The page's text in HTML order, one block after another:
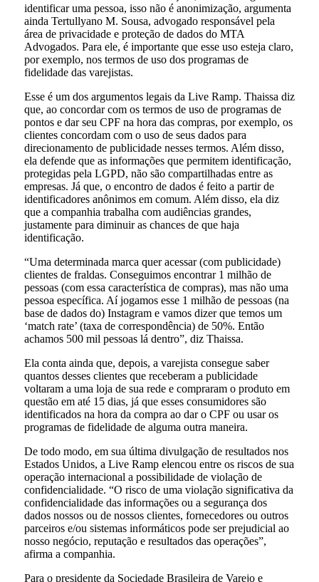
identificar uma pessoa, isso não é anonimização, argumenta
ainda Tertullyano M. Sousa, advogado responsável pela
área de privacidade e proteção de dados do MTA
Advogados. Para ele, é importante que esse uso esteja claro,
por exemplo, nos termos de uso dos programas de
fidelidade das varejistas.
Esse é um dos argumentos legais da Live Ramp. Thaissa diz
que, ao concordar com os termos de uso de programas de
pontos e dar seu CPF na hora das compras, por exemplo, os
clientes concordam com o uso de seus dados para
direcionamento de publicidade nesses termos. Além disso,
ela defende que as informações que permitem identificação,
protegidas pela LGPD, não são compartilhadas entre as
empresas. Já que, o encontro de dados é feito a partir de
identificadores anônimos em comum. Além disso, ela diz
que a companhia trabalha com audiências grandes,
justamente para diminuir as chances de que haja
identificação.
“Uma determinada marca quer acessar (com publicidade)
clientes de fraldas. Conseguimos encontrar 1 milhão de
pessoas (com essa característica de compras), mas não uma
pessoa específica. Aí jogamos esse 1 milhão de pessoas (na
base de dados do) Instagram e vamos dizer que temos um
‘match rate’ (taxa de correspondência) de 50%. Então
achamos 500 mil pessoas lá dentro”, diz Thaissa.
Ela conta ainda que, depois, a varejista consegue saber
quantos desses clientes que receberam a publicidade
voltaram a uma loja de sua rede e compraram o produto em
questão em até 15 dias, já que esses consumidores são
identificados na hora da compra ao dar o CPF ou usar os
programas de fidelidade de alguma outra maneira.
De todo modo, em sua última divulgação de resultados nos
Estados Unidos, a Live Ramp elencou entre os riscos de sua
operação internacional a possibilidade de violação de
confidencialidade. “O risco de uma violação significativa da
confidencialidade das informações ou a segurança dos
dados nossos ou de nossos clientes, fornecedores ou outros
parceiros e/ou sistemas informáticos pode ser prejudicial ao
nosso negócio, reputação e resultados das operações”,
afirma a companhia.
Para o presidente da Sociedade Brasileira de Varejo e